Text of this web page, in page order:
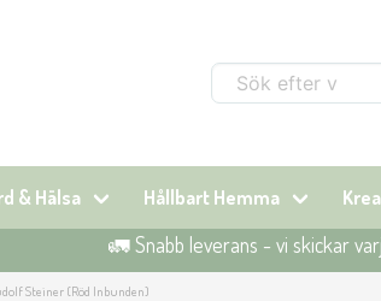
Sök...
& Hälsa Hållbart Hemma
🚛 Snabb leverans - vi skickar
Steiner (Röd Inbunden)